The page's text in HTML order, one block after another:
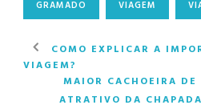
GRAMADO VIAGEM
COMO EXPLICAR A
VIAGEM?
MAIOR CACHOEIRA
ATRATIVO DA